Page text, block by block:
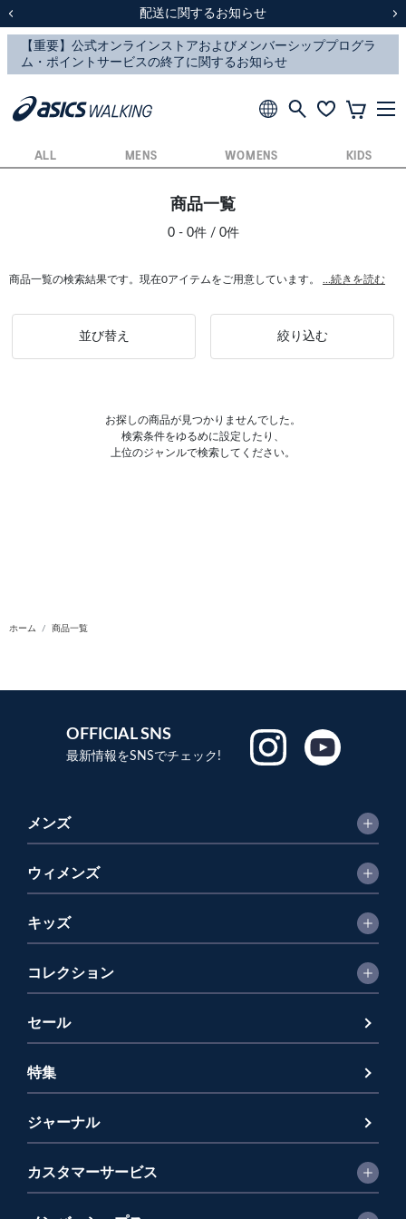
スクスク（SUKU2）価格改定のお知らせ
配送に関するお知らせ
スクスク（SUKU2）価格改定のお知らせ
配送に関するお知らせ
ALL MENS WOMENS KIDS
商品一覧
0 - 0件 / 0件
商品一覧の検索結果です。現在0アイテムをご用意しています。 ...続きを読む
並び替え 絞り込む
お探しの商品が見つかりませんでした。
検索条件をゆるめに設定したり、
上位のジャンルで検索してください。
ホーム 商品一覧
OFFICIAL SNS
最新情報をSNSでチェック!
メンズ
ウィメンズ
キッズ
コレクション
セール
特集
ジャーナル
カスタマーサービス